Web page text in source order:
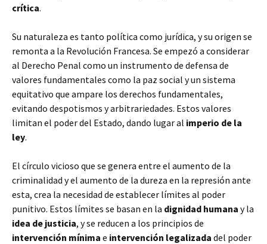
crítica.
Su naturaleza es tanto política como jurídica, y su origen se
remonta a la Revolución Francesa. Se empezó a considerar
al Derecho Penal como un instrumento de defensa de
valores fundamentales como la paz social y un sistema
equitativo que ampare los derechos fundamentales,
evitando despotismos y arbitrariedades. Estos valores
limitan el poder del Estado, dando lugar al imperio de la
ley.
El círculo vicioso que se genera entre el aumento de la
criminalidad y el aumento de la dureza en la represión ante
esta, crea la necesidad de establecer límites al poder
punitivo. Estos límites se basan en la dignidad humana y la
idea de justicia, y se reducen a los principios de
intervención mínima e intervención legalizada del poder